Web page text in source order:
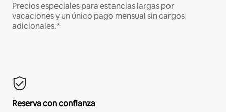
Precios especiales para estancias largas por
vacaciones y un único pago mensual sin cargos
adicionales.*
Reserva con confianza